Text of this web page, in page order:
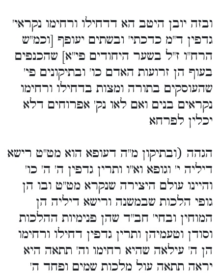
ובזה יובן היטב הא דדחילו ורחימו נקראי'
גדפין ד"מ כדכתי' ובשתים יעופף [וכמ"ש
הרח"ו ז"ל בשער היחודים פי"א] שהכנפים
בעוף הן זרועות האדם כו' ובתיקונים פי'
שהעוסקים בתורה ומצות בדחילו ורחימו
נקראים בנים ואם לאו נק' אפרוחים דלא
יכלין לפרחא
הגהה (ובתיקון מ"ה דעופא הוא מט"ט רישא
דיליה י' וגופא וא"ו ותרין גדפין ה' ה' כו'
והיינו עולם היצירה שנקרא מט"ט ובו הן
גופי הלכות שבמשנה ורישא דיליה הן
המוחין ובחי' חב"ד שהן פנימיות ההלכות
וסודן וטעמיהן ותרין גדפין דחילו ורחימו
הן ה' עילאה שהיא רחימו וה' תתאה היא
יראה תתאה עול מלכות שמים ופחד ה'